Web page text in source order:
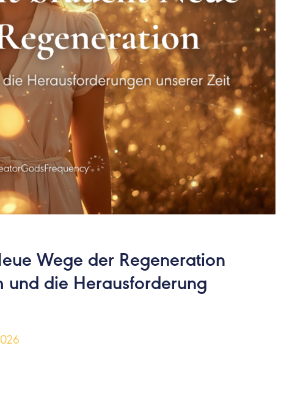
Wege der Regeneration
und die Herausforderung